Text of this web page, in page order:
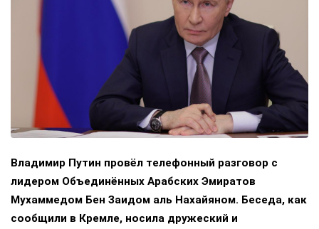
Владимир Путин провёл телефонный разговор с
лидером Объединённых Арабских Эмиратов
Мухаммедом Бен Заидом аль Нахайяном. Беседа, как
сообщили в Кремле, носила дружеский и